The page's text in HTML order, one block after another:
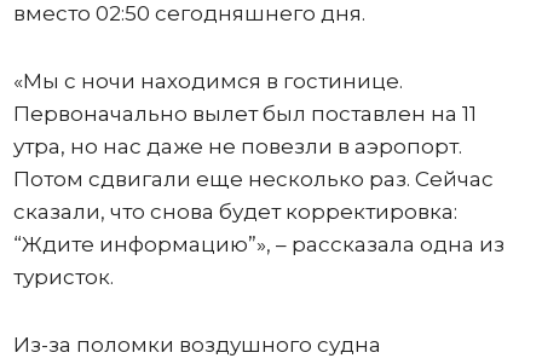
вместо 02:50 сегодняшнего дня.
«Мы с ночи находимся в гостинице.
Первоначально вылет был поставлен на 11
утра, но нас даже не повезли в аэропорт.
Потом сдвигали еще несколько раз. Сейчас
сказали, что снова будет корректировка:
“Ждите информацию”», – рассказала одна из
туристок.
Из-за поломки воздушного судна